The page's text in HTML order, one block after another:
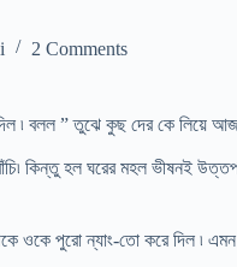
2 Comments
৷ বলল ” তুঝে কুছ দের কে লিয়ে
কিন্তু হল ঘরের মহল ভীষনই
ওকে পুরো ন্যাং-তো করে দিল ৷